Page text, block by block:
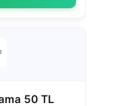
50 TL